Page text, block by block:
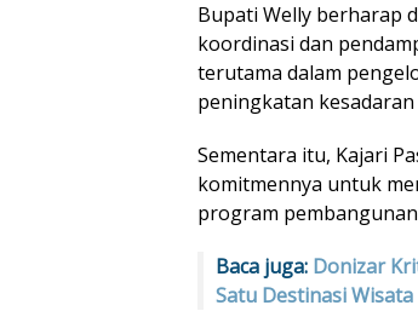
Bupati Welly berharap
koordinasi dan
terutama dalam
peningkatan
Sementara itu, Kajari
komitmennya untuk
program
Baca juga: Donizar
Satu Destinasi